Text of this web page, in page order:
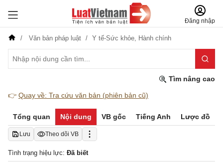
Đăng nhập
Văn bản pháp luật Y tế-Sức khỏe, Hành chính
Tìm nâng cao
👉 Quay về: Tra cứu văn bản (phiên bản cũ)
Tổng quan Nội dung VB gốc Tiếng Anh Lược đồ
Lưu Theo dõi VB
Tình trạng hiệu lực: Đã biết